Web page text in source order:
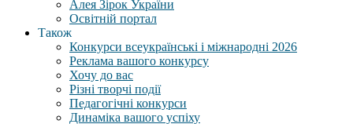
Алея Зірок України
Освітній портал
Також
Конкурси всеукраїнські і міжнародні 2026
Реклама вашого конкурсу
Хочу до вас
Різні творчі події
Педагогічні конкурси
Динаміка вашого успіху